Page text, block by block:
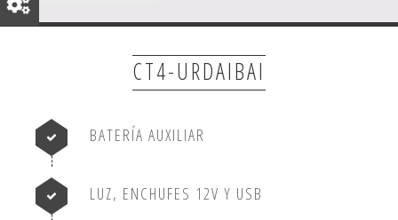
CT4-URDAIBAI
BATERÍA AUXILIAR
LUZ, ENCHUFES 12V Y USB